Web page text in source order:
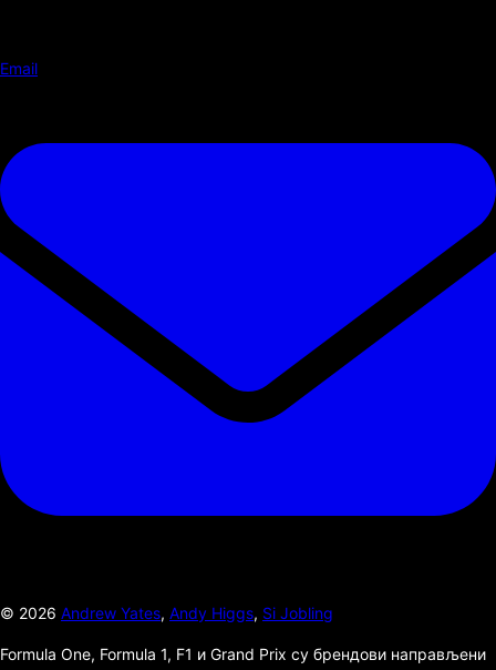
Email
© 2026 Andrew Yates, Andy Higgs, Si Jobling
Formula One, Formula 1, F1 и Grand Prix су брендови направљени